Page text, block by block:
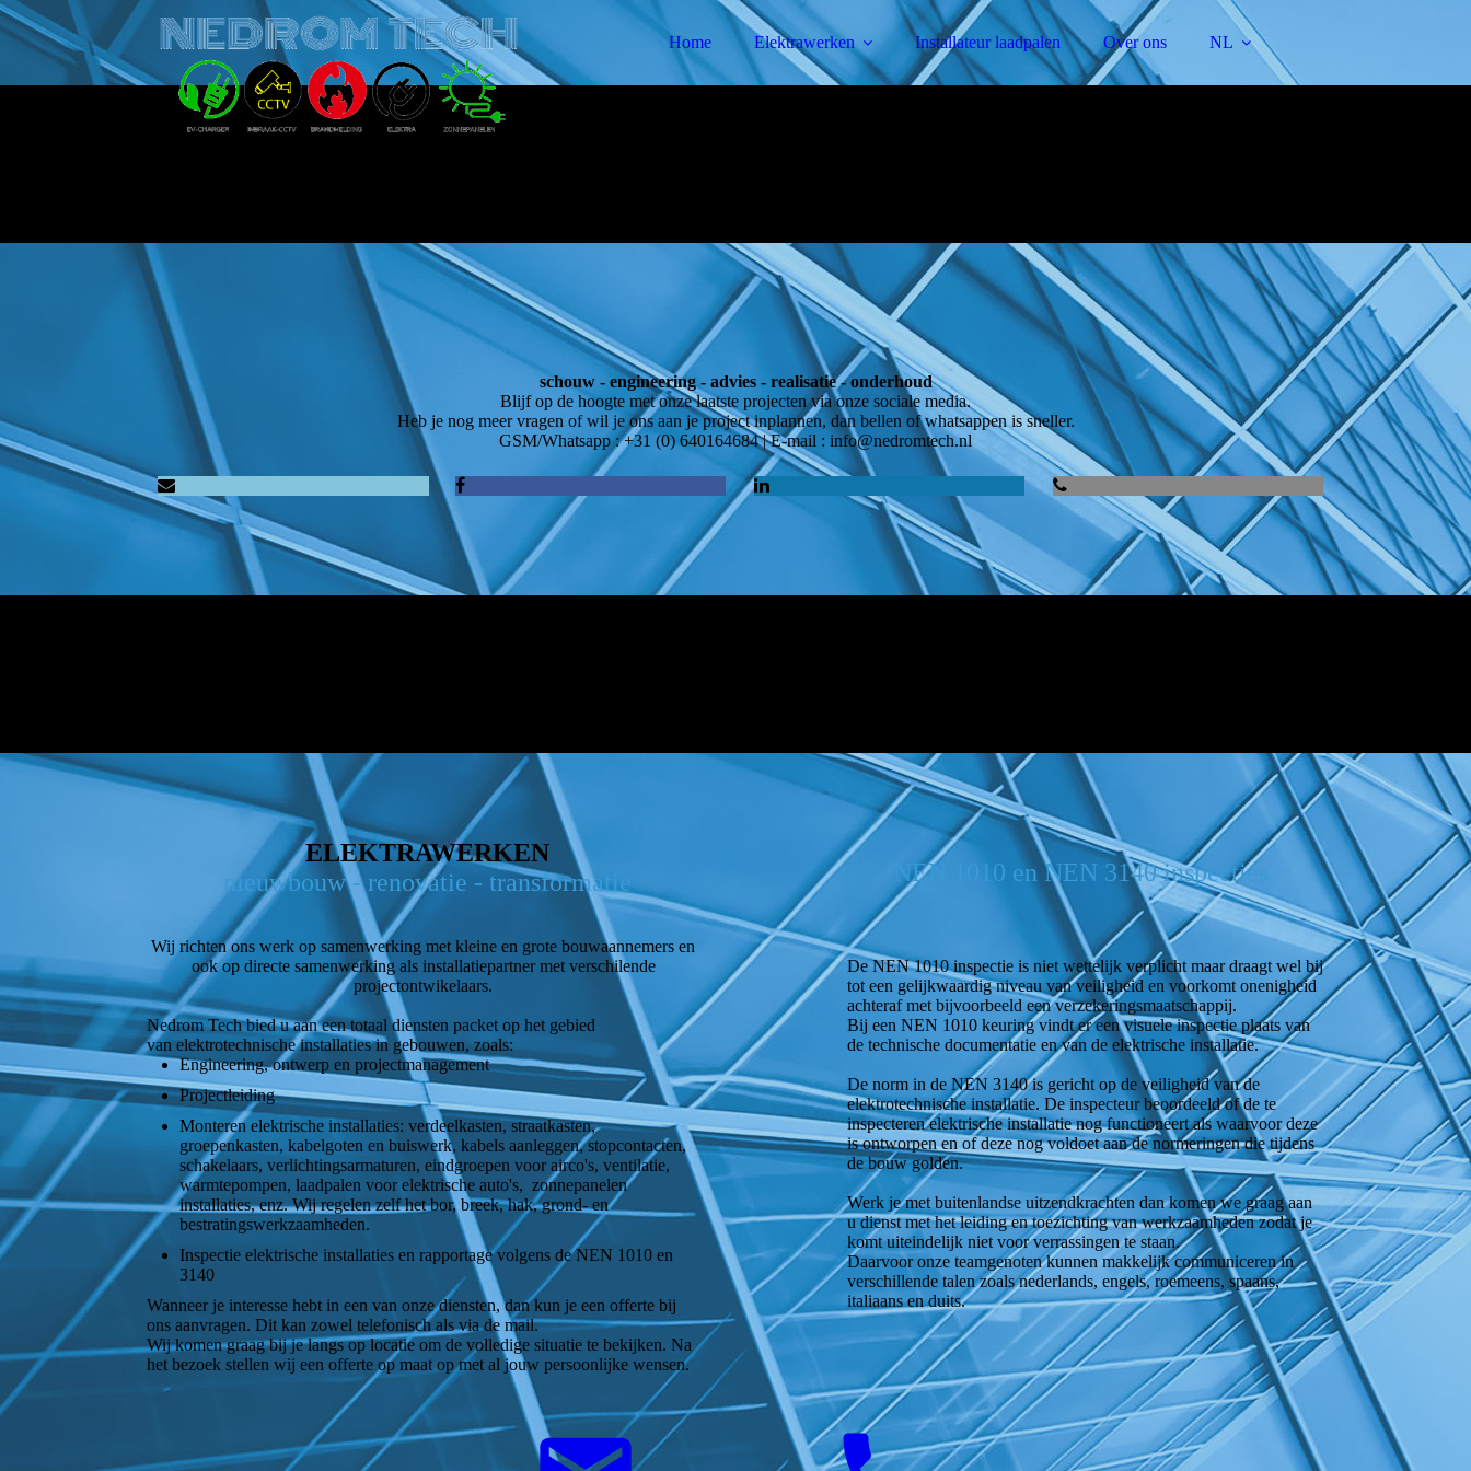
Home Elektrawerken Installateur laadpalen Over ons NL
schouw - engineering - advies - realisatie - onderhoud
Blijf op de hoogte met onze laatste projecten via onze sociale media.
Heb je nog meer vragen of wil je ons aan je project inplannen, dan bellen of whatsappen is sneller.
GSM/Whatsapp : +31 (0) 640164684 | E-mail : info@nedromtech.nl
ELEKTRAWERKEN
nieuwbouw - renovatie - transformatie
NEN 1010 en NEN 3140 inspecties
Wij richten ons werk op samenwerking met kleine en grote bouwaannemers en
ook op directe samenwerking als installatiepartner met verschilende
projectontwikelaars.
Nedrom Tech bied u aan een totaal diensten packet op het gebied
van elektrotechnische installaties in gebouwen, zoals:
Engineering, ontwerp en projectmanagement
Projectleiding
Monteren elektrische installaties: verdeelkasten, straatkasten,
groepenkasten, kabelgoten en buiswerk, kabels aanleggen, stopcontacten,
schakelaars, verlichtingsarmaturen, eindgroepen voor airco's, ventilatie,
warmtepompen, laadpalen voor elektrische auto's, zonnepanelen
installaties, enz. Wij regelen zelf het bor, breek, hak, grond- en
bestratingswerkzaamheden.
Inspectie elektrische installaties en rapportage volgens de NEN 1010 en
3140
Wanneer je interesse hebt in een van onze diensten, dan kun je een offerte bij
ons aanvragen. Dit kan zowel telefonisch als via de mail.
Wij komen graag bij je langs op locatie om de volledige situatie te bekijken. Na
het bezoek stellen wij een offerte op maat op met al jouw persoonlijke wensen.
De NEN 1010 inspectie is niet wettelijk verplicht maar draagt wel bij
tot een gelijkwaardig niveau van veiligheid en voorkomt onenigheid
achteraf met bijvoorbeeld een verzekeringsmaatschappij.
Bij een NEN 1010 keuring vindt er een visuele inspectie plaats van
de technische documentatie en van de elektrische installatie.
De norm in de NEN 3140 is gericht op de veiligheid van de
elektrotechnische installatie. De inspecteur beoordeeld of de te
inspecteren elektrische installatie nog functioneert als waarvoor deze
is ontworpen en of deze nog voldoet aan de normeringen die tijdens
de bouw golden.
Werk je met buitenlandse uitzendkrachten dan komen we graag aan
u dienst met het leiding en toezichting van werkzaamheden zodat je
komt uiteindelijk niet voor verrassingen te staan.
Daarvoor onze teamgenoten kunnen makkelijk communiceren in
verschillende talen zoals nederlands, engels, roemeens, spaans,
italiaans en duits.